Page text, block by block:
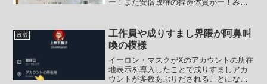
ー！また安倍政権の捏造体質がー！みた
平成22（2010年）年1月に検討会を設
置、同年3月に結...
政治
工作員や成りすまし界隈が阿鼻叫
喚の模様
イーロン・マスクがXのアカウントの所在
地表示を導入したことで成りすましアカ
ウントが多数あぶりだされることになり